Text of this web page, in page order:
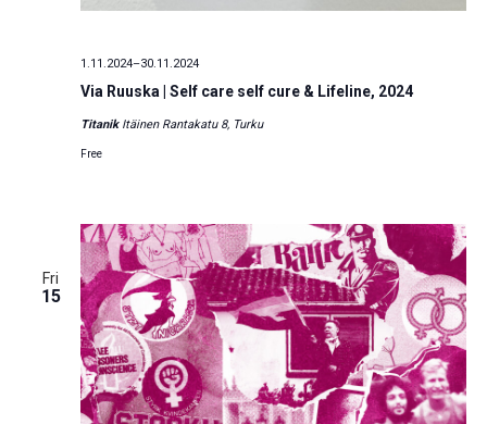
Via Ruuska | Self care self cure & Lifeline, 2024
1.11.2024–30.11.2024
Titanik Itäinen Rantakatu 8, Turku
Free
Fri
15